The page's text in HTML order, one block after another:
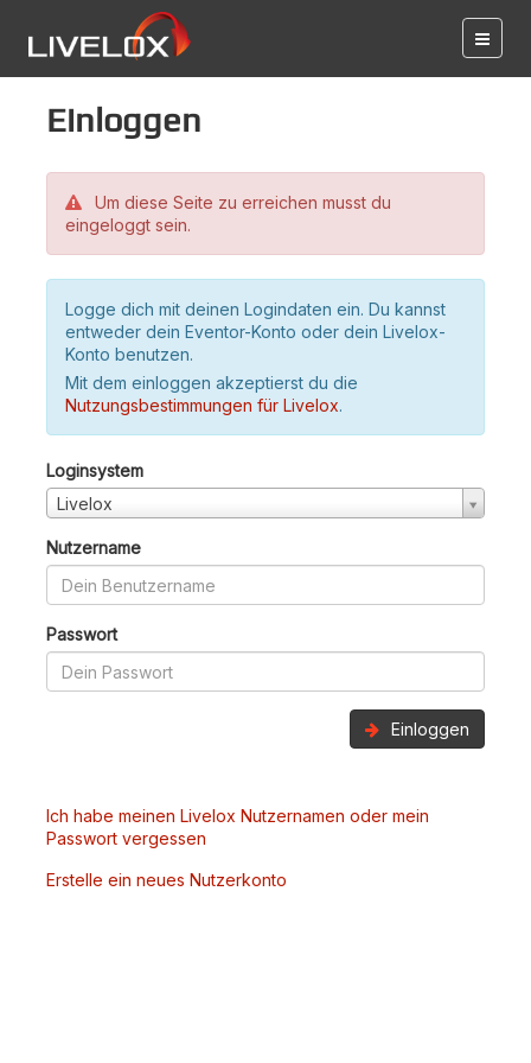
Einloggen
Um diese Seite zu erreichen musst du
eingeloggt sein.
Logge dich mit deinen Logindaten ein. Du kannst
entweder dein Eventor-Konto oder dein Livelox-
Konto benutzen.
Mit dem einloggen akzeptierst du die
Nutzungsbestimmungen für Livelox.
Loginsystem
Livelox
Nutzername
Passwort
Einloggen
Ich habe meinen Livelox Nutzernamen oder mein
Passwort vergessen
Erstelle ein neues Nutzerkonto